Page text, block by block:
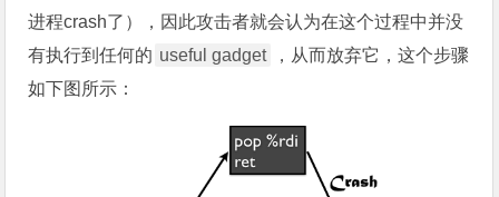
进程crash了），因此攻击者就会认为在这个过程中并没
有执行到任何的 useful gadget
，从而放弃它，这个步骤
如下图所示：